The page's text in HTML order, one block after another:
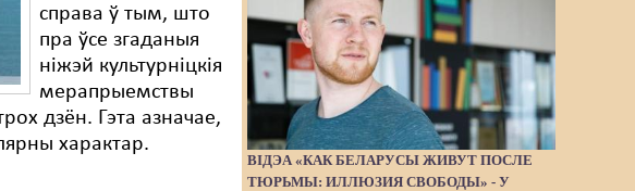
справа ў тым, што
пра ўсе згаданыя
ніжэй культурніцкія
мерапрыемствы
дзён. Гэта азначае,
характар.
ВІДЭА «КАК БЕЛАРУСЫ ЖИВУТ ПОСЛЕ
ТЮРЬМЫ: ИЛЛЮЗИЯ СВОБОДЫ» - У